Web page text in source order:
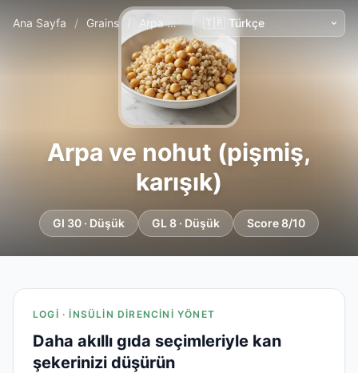
Ana Sayfa / Grains Arpa ve nohut (pişmiş, karışık)
Arpa ve nohut (pişmiş,
karışık)
GI 30 · Düşük GL 8 · Düşük Score 8/10
LOGI · İNSÜLIN DIRENCINI YÖNET
Daha akıllı gıda seçimleriyle kan
şekerinizi düşürün